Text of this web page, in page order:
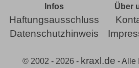
Infos
Haftungsausschluss
Datenschutzhinweis
Über
© 2002 - 2026 - kraxl.de - Alle